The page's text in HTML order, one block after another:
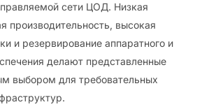
сети ЦОД. Низкая
производительность, высокая
и резервирование аппаратного и
делают представленные
выбором для требовательных